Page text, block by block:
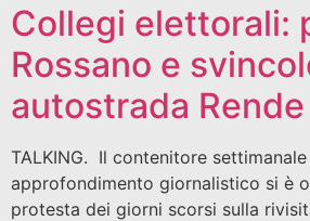
Collegi elettorali:
Rossano e
autostrada Rende
TALKING. Il contenitore
approfondimento giornalistico si è
protesta dei giorni scorsi sulla